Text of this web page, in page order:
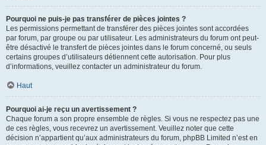
Pourquoi ne puis-je pas transférer de pièces jointes ?
Les permissions permettant de transférer des pièces jointes sont accordées
par forum, par groupe ou par utilisateur. Les administrateurs du forum ont peut-
être désactivé le transfert de pièces jointes dans le forum concerné, ou seuls
certains groupes d’utilisateurs détiennent cette autorisation. Pour plus
d’informations, veuillez contacter un administrateur du forum.
Haut
Pourquoi ai-je reçu un avertissement ?
Chaque forum a son propre ensemble de règles. Si vous ne respectez pas une
de ces règles, vous recevrez un avertissement. Veuillez noter que cette
décision n’appartient qu’aux administrateurs du forum, phpBB Limited n’est en